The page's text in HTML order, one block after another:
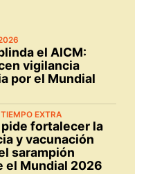
el AICM:
vigilancia
por el Mundial
EXTRA
pide fortalecer la
y vacunación
sarampión
el Mundial 2026